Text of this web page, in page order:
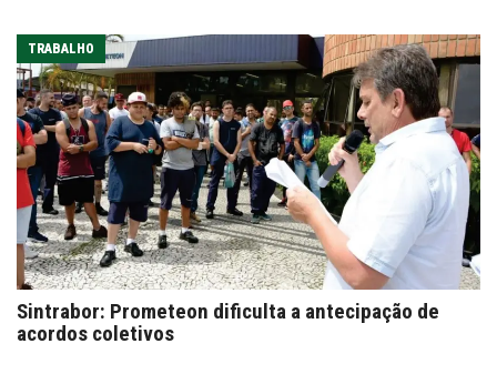
TRABALHO
Sintrabor: Prometeon dificulta a antecipação de
acordos coletivos